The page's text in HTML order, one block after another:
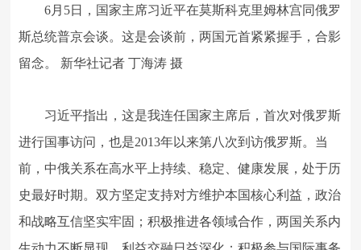
6月5日，国家主席习近平在莫斯科克里姆林宫同俄罗
斯总统普京会谈。这是会谈前，两国元首紧紧握手，合影
留念。 新华社记者 丁海涛 摄
习近平指出，这是我连任国家主席后，首次对俄罗斯
进行国事访问，也是2013年以来第八次到访俄罗斯。当
前，中俄关系在高水平上持续、稳定、健康发展，处于历
史最好时期。双方坚定支持对方维护本国核心利益，政治
和战略互信坚实牢固；积极推进各领域合作，两国关系内